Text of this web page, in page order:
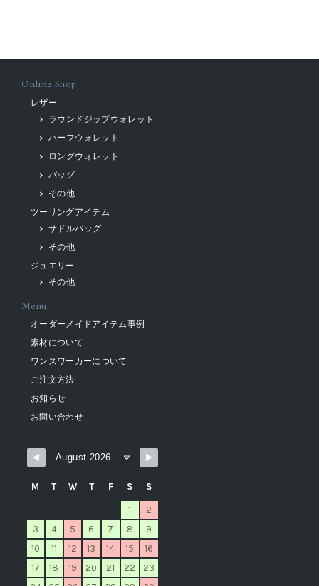
Online Shop
レザー
ラウンドジップウォレット
ハーフウォレット
ロングウォレット
バッグ
その他
ツーリングアイテム
サドルバッグ
その他
ジュエリー
その他
Menu
オーダーメイドアイテム事例
素材について
ワンズワーカーについて
ご注文方法
お知らせ
お問い合わせ
M T W T F S S
1
2
3
4 5 6 7 8
9
10
11 12 13 14 15
16
17
18 19 20 21 22
23